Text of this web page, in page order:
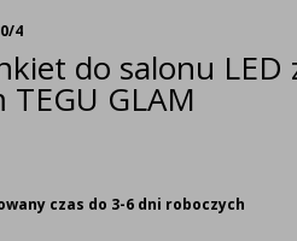
4
do salonu LED
GLAM
czas do 3-6 dni roboczych